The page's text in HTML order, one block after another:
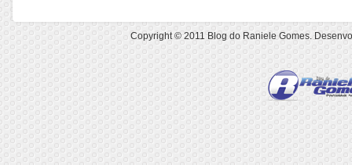
Copyright © 2011Blog do Raniele Gomes.